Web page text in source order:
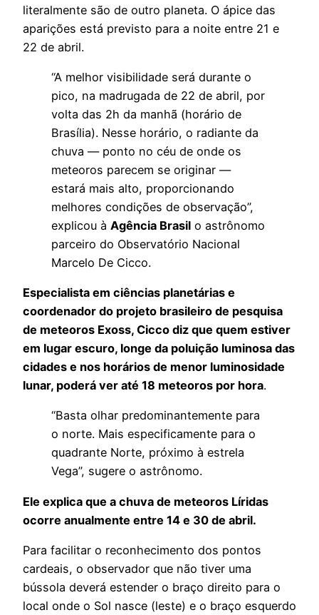
literalmente são de outro planeta. O ápice das
aparições está previsto para a noite entre 21 e
22 de abril.
“A melhor visibilidade será durante o
pico, na madrugada de 22 de abril, por
volta das 2h da manhã (horário de
Brasília). Nesse horário, o radiante da
chuva — ponto no céu de onde os
meteoros parecem se originar —
estará mais alto, proporcionando
melhores condições de observação”,
explicou à Agência Brasil o astrônomo
parceiro do Observatório Nacional
Marcelo De Cicco.
Especialista em ciências planetárias e
coordenador do projeto brasileiro de pesquisa
de meteoros Exoss, Cicco diz que quem estiver
em lugar escuro, longe da poluição luminosa das
cidades e nos horários de menor luminosidade
lunar, poderá ver até 18 meteoros por hora.
“Basta olhar predominantemente para
o norte. Mais especificamente para o
quadrante Norte, próximo à estrela
Vega”, sugere o astrônomo.
Ele explica que a chuva de meteoros Líridas
ocorre anualmente entre 14 e 30 de abril.
Para facilitar o reconhecimento dos pontos
cardeais, o observador que não tiver uma
bússola deverá estender o braço direito para o
local onde o Sol nasce (leste) e o braço esquerdo